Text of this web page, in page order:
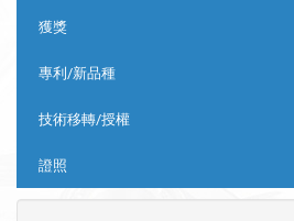
獲獎
專利/新品種
技術移轉/授權
證照